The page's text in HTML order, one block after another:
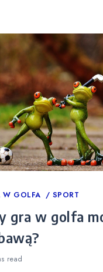
W GOLFA SPORT
gra w golfa
read